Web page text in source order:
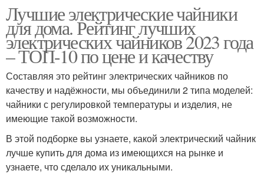
Лучшие электрические чайники
для дома. Рейтинг лучших
электрических чайников 2023 года
– ТОП-10 по цене и качеству
Составляя это рейтинг электрических чайников по
качеству и надёжности, мы объединили 2 типа моделей:
чайники с регулировкой температуры и изделия, не
имеющие такой возможности.
В этой подборке вы узнаете, какой электрический чайник
лучше купить для дома из имеющихся на рынке и
узнаете, что сделало их уникальными.